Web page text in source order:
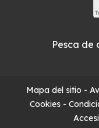
Pesca de
Mapa del sitio -
Cookies -